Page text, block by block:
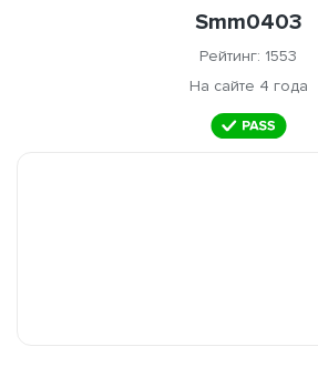
Smm0403
Рейтинг: 1553
На сайте 4 года